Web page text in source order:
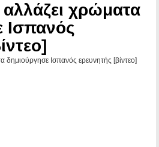
χρώματα
Ισπανός